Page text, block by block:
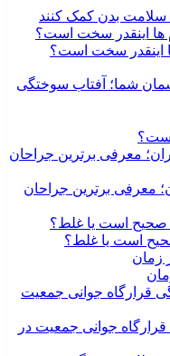
سلامت بدن کمک کنند
اینقدر سخت است؟
شما؛ آفتاب سوختگی
است؟
معرفی برترین جراحان
است یا غلط؟
جوانی جمعیت در